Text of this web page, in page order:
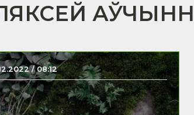
/ 08:12